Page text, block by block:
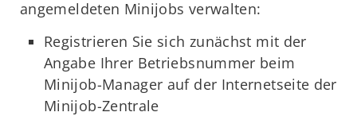
angemeldeten Minijobs verwalten:
Registrieren Sie sich zunächst mit der
Angabe Ihrer Betriebsnummer beim
Minijob-Manager auf der Internetseite der
Minijob-Zentrale